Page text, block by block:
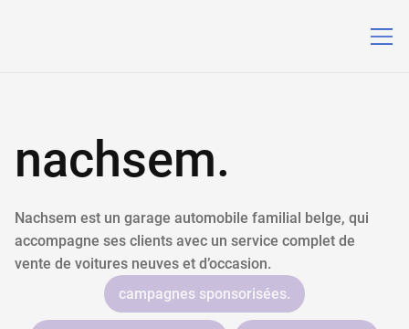
nachsem.
Nachsem est un garage automobile familial belge, qui
accompagne ses clients avec un service complet de
vente de voitures neuves et d’occasion.
campagnes sponsorisées.